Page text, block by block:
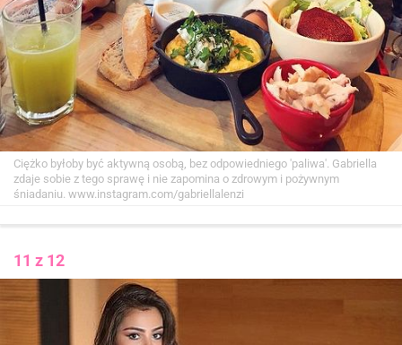
Ciężko byłoby być aktywną osobą, bez odpowiedniego 'paliwa'. Gabriella
zdaje sobie z tego sprawę i nie zapomina o zdrowym i pożywnym
śniadaniu. www.instagram.com/gabriellalenzi
11 z 12